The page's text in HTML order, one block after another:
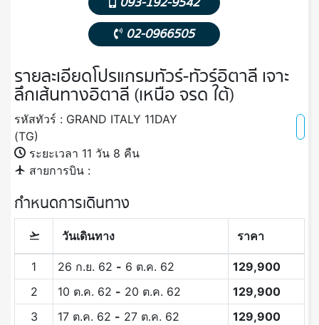
02-0966505
รายละเอียดโปรแกรมทัวร์-ทัวร์อิตาลี เจาะ
ลึกเส้นทางอิตาลี (เหนือ จรด ใต้)
รหัสทัวร์ : GRAND ITALY 11DAY
(TG)
ระยะเวลา 11 วัน 8 คืน
สายการบิน :
กำหนดการเดินทาง
วันเดินทาง ราคา
1 26 ก.ย. 62 - 6 ต.ค. 62
129,900
2
10 ต.ค. 62 - 20 ต.ค. 62
129,900
3
17 ต.ค. 62 - 27 ต.ค. 62
129,900